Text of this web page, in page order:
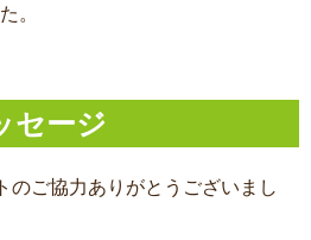
。
セージ
のご協力ありがとうございまし